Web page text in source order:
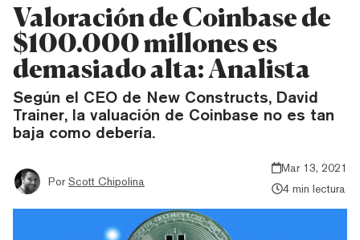
Valoración de Coinbase de
$100.000 millones es
demasiado alta: Analista
Según el CEO de New Constructs, David
Trainer, la valuación de Coinbase no es tan
baja como debería.
Por Scott Chipolina
Mar 13, 2021
4 min lectura